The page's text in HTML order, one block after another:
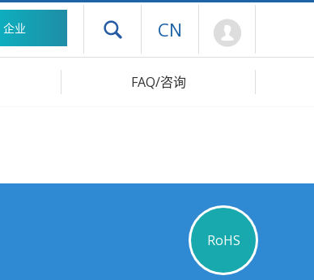
企业 打开抽屉菜单
CN
FAQ/咨询
RoHS